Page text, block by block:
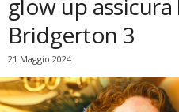
glow up
Bridgerton 3
21 Maggio 2024